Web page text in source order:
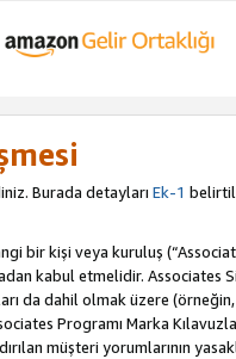
Burada detayları Ek-1
bir kişi veya kuruluş
kabul etmelidir.
da dahil olmak üzere
Programı Marka
müşteri yorumlarının